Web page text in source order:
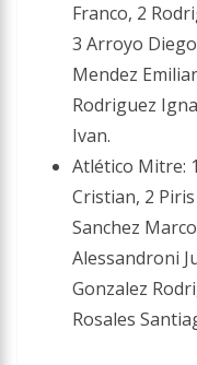
Franco, 2
3 Arroyo
Mendez
Rodriguez
Ivan.
Atlético Mitre:
Cristian, 2
Sanchez
Alessandroni
Gonzalez
Rosales